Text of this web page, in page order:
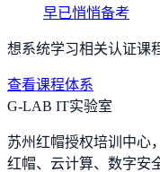
早已悄悄备考
想系统学习相关认证课
查看课程体系
G-LAB IT实验室
苏州红帽授权培训中心
红帽、云计算、数字安